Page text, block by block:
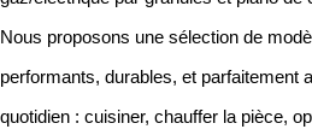
Nous proposons une sélection de
performants, durables, et parfaitement
quotidien : cuisiner, chauffer la pièce,